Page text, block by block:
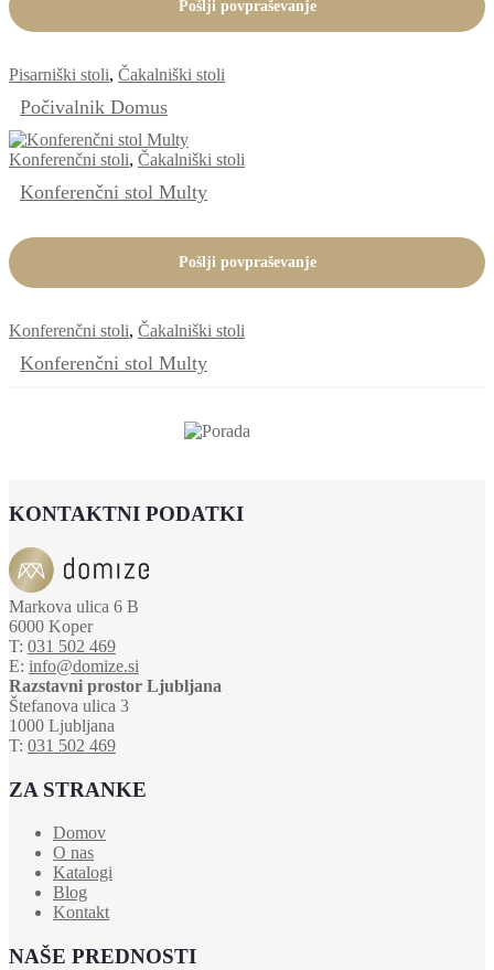
Pošlji povpraševanje
Pisarniški stoli, Čakalniški stoli
Počivalnik Domus
Konferenčni stoli, Čakalniški stoli
Konferenčni stol Multy
Pošlji povpraševanje
Konferenčni stoli, Čakalniški stoli
Konferenčni stol Multy
KONTAKTNI PODATKI
Markova ulica 6 B
6000 Koper
T: 031 502 469
E: info@domize.si
Razstavni prostor Ljubljana
Štefanova ulica 3
1000 Ljubljana
T: 031 502 469
ZA STRANKE
Domov
O nas
Katalogi
Blog
Kontakt
NAŠE PREDNOSTI